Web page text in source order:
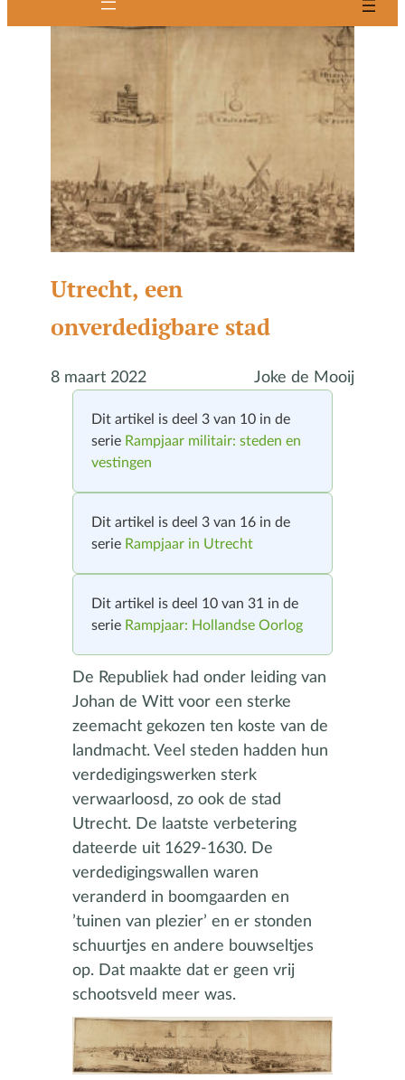
Utrecht, een
onverdedigbare stad
8 maart 2022 Joke de Mooij
Dit artikel is deel 3 van 10 in de
serie Rampjaar militair: steden en
vestingen
Dit artikel is deel 3 van 16 in de
serie Rampjaar in Utrecht
Dit artikel is deel 10 van 31 in de
serie Rampjaar: Hollandse Oorlog
De Republiek had onder leiding van
Johan de Witt voor een sterke
zeemacht gekozen ten koste van de
landmacht. Veel steden hadden hun
verdedigingswerken sterk
verwaarloosd, zo ook de stad
Utrecht. De laatste verbetering
dateerde uit 1629-1630. De
verdedigingswallen waren
veranderd in boomgaarden en
’tuinen van plezier’ en er stonden
schuurtjes en andere bouwseltjes
op. Dat maakte dat er geen vrij
schootsveld meer was.